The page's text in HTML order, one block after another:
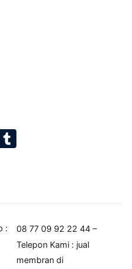
:
08 77 09 92 22 44 –
Telepon Kami : jual
membran di